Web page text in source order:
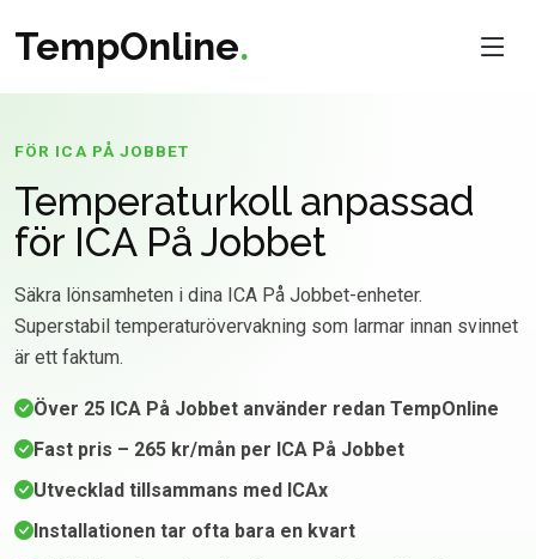
TempOnline.
FÖR ICA PÅ JOBBET
Temperaturkoll anpassad
för ICA På Jobbet
Säkra lönsamheten i dina ICA På Jobbet-enheter.
Superstabil temperaturövervakning som larmar innan svinnet
är ett faktum.
Över 25 ICA På Jobbet använder redan TempOnline
Fast pris – 265 kr/mån per ICA På Jobbet
Utvecklad tillsammans med ICAx
Installationen tar ofta bara en kvart